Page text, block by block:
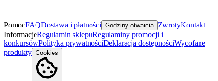
PomocFAQDostawa i płatności Godziny otwarcia ZwrotyKontakt
InformacjeRegulamin sklepuRegulaminy promocji i
konkursówPolityka prywatnościDeklaracja dostępnościWycofane
produkty Cookies